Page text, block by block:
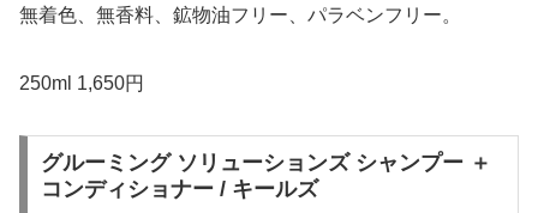
無着色、無香料、鉱物油フリー、パラベンフリー。
250ml 1,650円
グルーミング ソリューションズ シャンプー ＋
コンディショナー / キールズ